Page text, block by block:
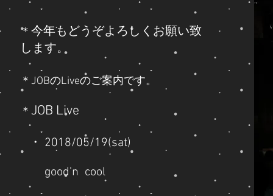
＊ 今年もどうぞよろしくお願い致
します。
＊JOBのLiveのご案内です。
＊ JOB Live
・ 2018/05/19(sat)
good'n cool